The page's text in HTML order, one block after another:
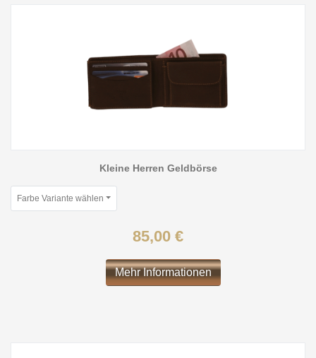
Kleine Herren Geldbörse
Farbe Variante wählen
85,00 €
Mehr Informationen